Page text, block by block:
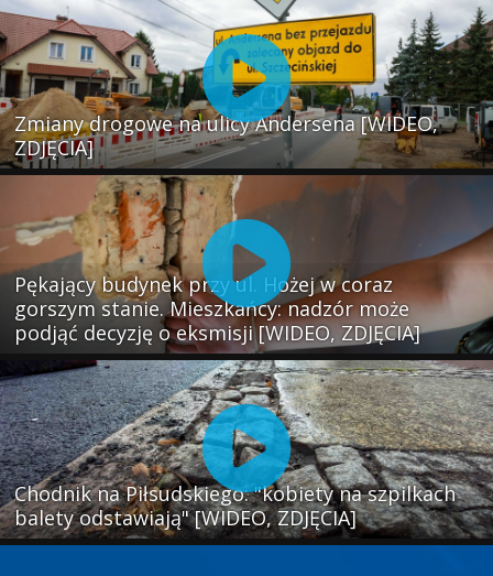
Zmiany drogowe na ulicy Andersena [WIDEO,
ZDJĘCIA]
Pękający budynek przy ul. Hożej w coraz
gorszym stanie. Mieszkańcy: nadzór może
podjąć decyzję o eksmisji [WIDEO, ZDJĘCIA]
Chodnik na Piłsudskiego: "kobiety na szpilkach
balety odstawiają" [WIDEO, ZDJĘCIA]